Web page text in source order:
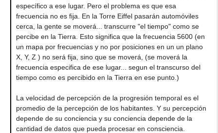
específico a ese lugar. Pero el problema es que esa
frecuencia no es fija. En la Torre Eiffel pasarán automóviles
cerca, la gente se moverá... transcurre "el tiempo" como se
percibe en la Tierra. Esto significa que la frecuencia 5600 (en
un mapa por frecuencias y no por posiciones en un un plano
X, Y, Z ) no será fija, sino que se moverá, (se moverá la
frecuencia especifica de ese lugar... segun el transcurso del
tiempo como es percibido en la Tierra en ese punto.)
La velocidad de percepción de la progresión temporal es el
promedio de la percepción de los habitantes. Y su percepción
depende de su conciencia y su conciencia depende de la
cantidad de datos que pueda procesar en consciencia.